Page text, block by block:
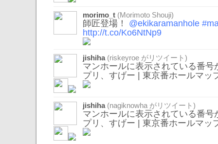
morimo_t (Morimoto Shouji)
師匠登場！ @ekikaramanhole
http://t.co/Ko6NtNp9
jishiha(riskeyroe がリツイート)
マンホールに表示されている番
プリ、すげー | 東京番ホールマッ
jishiha(nagiknowha がリツイート)
マンホールに表示されている番
プリ、すげー | 東京番ホールマッ